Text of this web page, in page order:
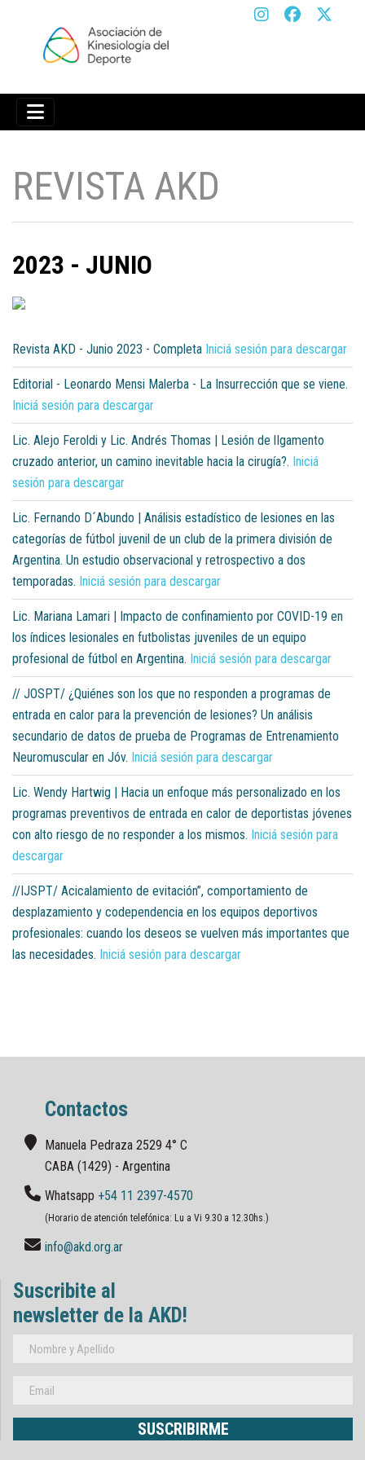
REVISTA AKD
2023 - JUNIO
Revista AKD - Junio 2023 - Completa Iniciá sesión para descargar
Editorial - Leonardo Mensi Malerba - La Insurrección que se viene.
Iniciá sesión para descargar
Lic. Alejo Feroldi y Lic. Andrés Thomas | Lesión de lIgamento
cruzado anterior, un camino inevitable hacia la cirugía?. Iniciá
sesión para descargar
Lic. Fernando D´Abundo | Análisis estadístico de lesiones en las
categorías de fútbol juvenil de un club de la primera división de
Argentina. Un estudio observacional y retrospectivo a dos
temporadas. Iniciá sesión para descargar
Lic. Mariana Lamari | Impacto de confinamiento por COVID-19 en
los índices lesionales en futbolistas juveniles de un equipo
profesional de fútbol en Argentina. Iniciá sesión para descargar
// JOSPT/ ¿Quiénes son los que no responden a programas de
entrada en calor para la prevención de lesiones? Un análisis
secundario de datos de prueba de Programas de Entrenamiento
Neuromuscular en Jóv. Iniciá sesión para descargar
Lic. Wendy Hartwig | Hacia un enfoque más personalizado en los
programas preventivos de entrada en calor de deportistas jóvenes
con alto riesgo de no responder a los mismos. Iniciá sesión para
descargar
//IJSPT/ Acicalamiento de evitación”, comportamiento de
desplazamiento y codependencia en los equipos deportivos
profesionales: cuando los deseos se vuelven más importantes que
las necesidades. Iniciá sesión para descargar
Contactos
Manuela Pedraza 2529 4° C
CABA (1429) - Argentina
Whatsapp +54 11 2397-4570
(Horario de atención telefónica: Lu a Vi 9.30 a 12.30hs.)
info@akd.org.ar
Suscribite al
newsletter de la AKD!
SUSCRIBIRME